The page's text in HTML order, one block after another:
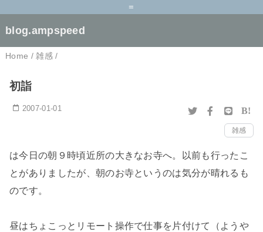
=
blog.ampspeed
Home /雑感 /
初詣
2007-01-01 B!
雑感
は今日の朝９時頃近所の大きなお寺へ。以前も行ったこ
とがありましたが、朝のお寺というのは気分が晴れるも
のです。
昼はちょこっとリモート操作で仕事を片付けて（ようや